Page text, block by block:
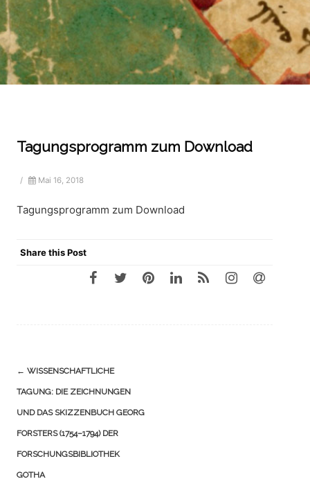
Tagungsprogramm zum Download
/ Mai 16, 2018
Tagungsprogramm zum Download
Share this Post
Navigation
(Beiträge)
← WISSENSCHAFTLICHE
TAGUNG: DIE ZEICHNUNGEN
UND DAS SKIZZENBUCH GEORG
FORSTERS (1754–1794) DER
FORSCHUNGSBIBLIOTHEK
GOTHA